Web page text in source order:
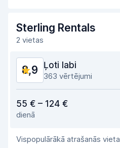
Auto tīrība
Automašīnas stāvoklis
Sterling Rentals
2 vietas
8,9 Ļoti labi
363 vērtējumi
Viegli atrast
Aģentu atbalsts
55 € – 124 €
dienā
Vispopulārākā atrašanās vieta